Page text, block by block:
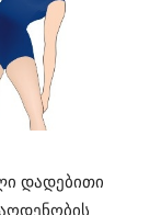
დადებითი